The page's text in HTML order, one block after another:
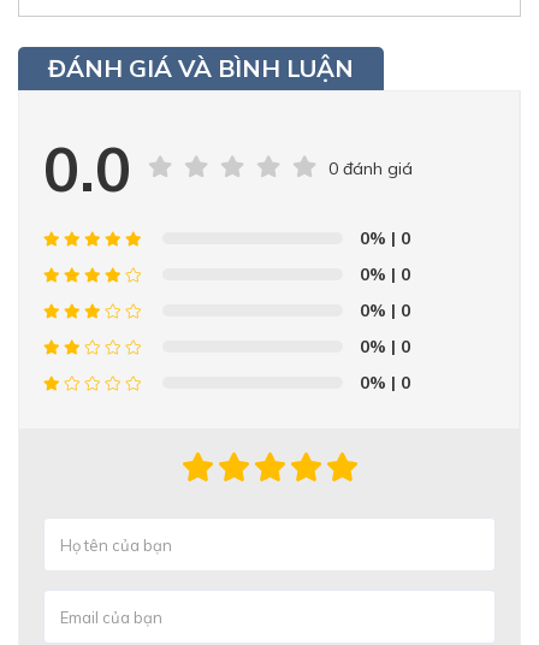
ĐÁNH GIÁ VÀ BÌNH LUẬN
0.0 0 đánh giá
0% | 0
0% | 0
0% | 0
0% | 0
0% | 0